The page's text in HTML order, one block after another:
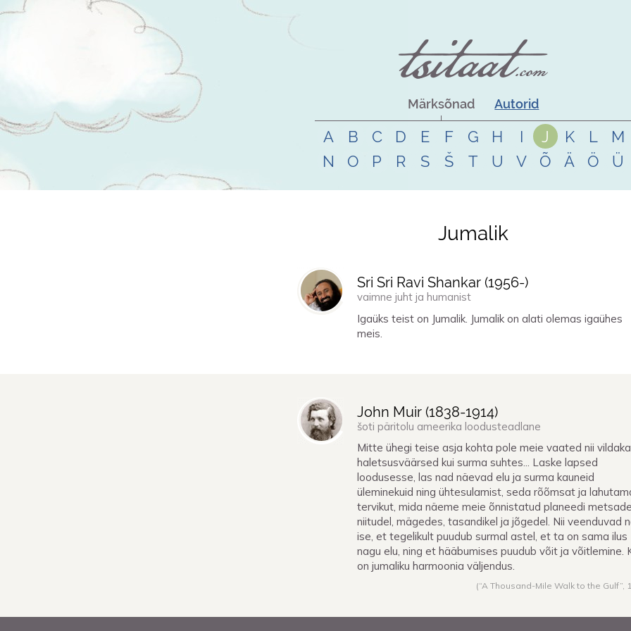
Märksõnad Autorid
A B C D E F G H I J K L
M
N
O P R S Š T U V Õ Ä Ö Ü
Jumalik
Sri Sri Ravi Shankar (1956-)
vaimne juht ja humanist
Igaüks teist on Jumalik. Jumalik on alati olemas igaühes
meis.
John Muir (1838-1914)
šoti päritolu ameerika loodusteadlane
Mitte ühegi teise asja kohta pole meie vaated nii
haletsusväärsed kui surma suhtes... Laske lapsed
loodusesse, las nad näevad elu ja surma kauneid
üleminekuid ning ühtesulamist, seda rõõmsat ja
tervikut, mida näeme meie õnnistatud planeedi
niitudel, mägedes, tasandikel ja jõgedel. Nii veenduvad
ise, et tegelikult puudub surmal astel, et ta on sama ilus
nagu elu, ning et hääbumises puudub võit ja võitlemine.
on jumaliku harmoonia väljendus.
(“A Thousand-Mile Walk to the Gulf”,